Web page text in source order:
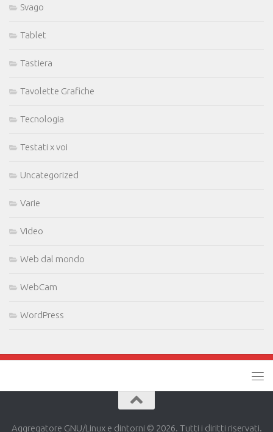
Svago
Tablet
Tastiera
Tavolette Grafiche
Tecnologia
Testati x voi
Uncategorized
Varie
Video
Web dal mondo
WebCam
WordPress
Aggregatore GNU/Linux e dintorni © 2026. Tutti i diritti riservati.